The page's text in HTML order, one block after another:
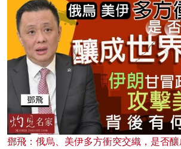
鄧飛：俄烏、美伊多方衝突交織，是否